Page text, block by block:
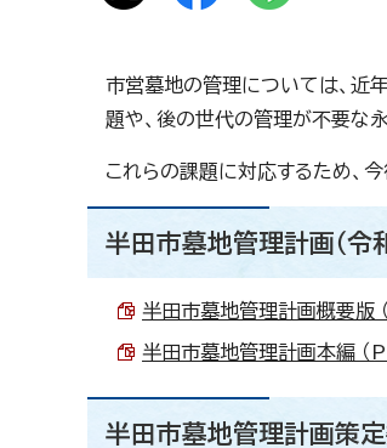
市営墓地の管理については、近
題や、後の世代の管理が不要な
これらの課題に対応するため、
半田市墓地管理計画（令
半田市墓地管理計画概要版
半田市墓地管理計画本編 （
半田市墓地管理計画策